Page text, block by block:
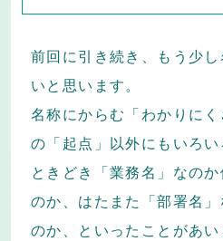
前回に引き続き、もう少
いと思います。
名称にからむ「わかりに
の「起点」以外にもいろい
ときどき「業務名」なの
のか、はたまた「部署名
のか、といったことがあ